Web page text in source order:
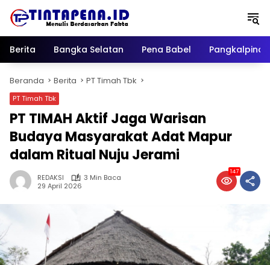
Berita
Bangka Selatan Pena Babel
Beranda Berita PT Timah Tbk
PT Timah Tbk
PT TIMAH Aktif Jaga Warisan
Budaya Masyarakat Adat Mapur
dalam Ritual Nuju Jerami
REDAKSI
3 Min Baca
29 April 2026
147